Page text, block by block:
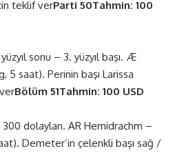
teklif verParti 50Tahmin: 100
sonu – 3. yüzyıl başı. Æ
5 saat). Perinin başı Larissa
Bölüm 51Tahmin: 100 USD
dolayları. AR Hemidrachm –
Demeter’in çelenkli başı sağ /